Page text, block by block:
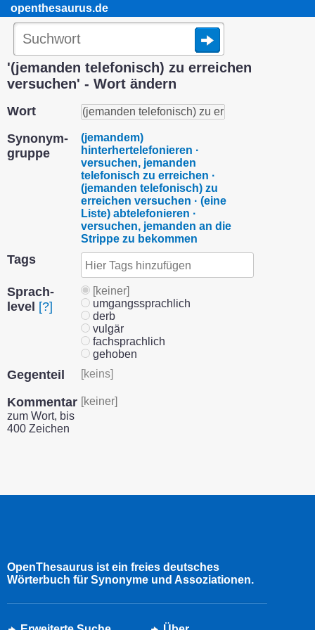
openthesaurus.de
'(jemanden telefonisch) zu erreichen
versuchen' - Wort ändern
Wort
Synonym­
gruppe
(jemandem)
hinterhertelefonieren ·
versuchen, jemanden
telefonisch zu erreichen ·
(jemanden telefonisch) zu
erreichen versuchen · (eine
Liste) abtelefonieren ·
versuchen, jemanden an die
Strippe zu bekommen
Tags
Sprach­
level [?]
[keiner]
umgangssprachlich
derb
vulgär
fachsprachlich
gehoben
Gegenteil [keins]
Kommentar
zum Wort, bis
400 Zeichen
[keiner]
OpenThesaurus ist ein freies deutsches
Wörterbuch für Synonyme und Assoziationen.